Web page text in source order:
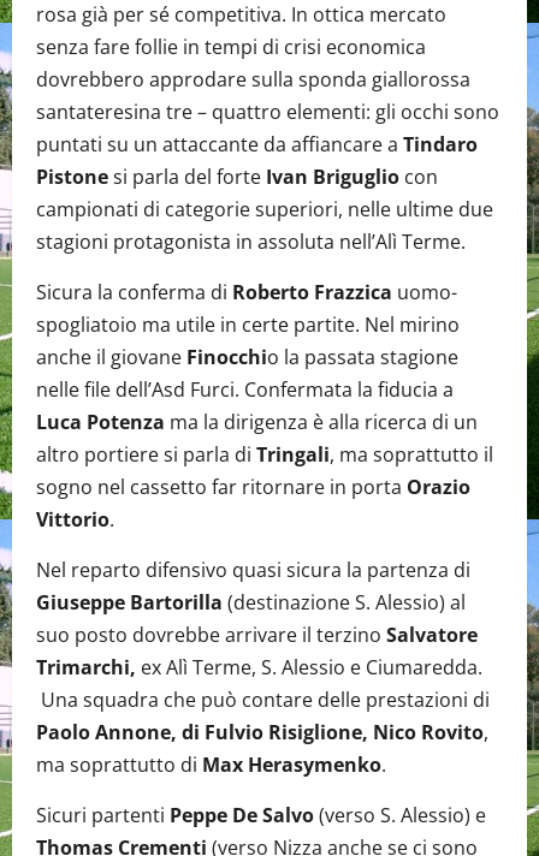
rosa già per sé competitiva. In ottica mercato
senza fare follie in tempi di crisi economica
dovrebbero approdare sulla sponda giallorossa
santateresina tre – quattro elementi: gli occhi sono
puntati su un attaccante da affiancare a Tindaro
Pistonesi parla del forte Ivan Briguglio con
campionati di categorie superiori, nelle ultime due
stagioni protagonista in assoluta nell’Alì Terme.
Sicura la conferma di Roberto Frazzica uomo-
spogliatoio ma utile in certe partite. Nel mirino
anche il giovane Finocchio la passata stagione
nelle file dell’Asd Furci. Confermata la fiducia a
Luca Potenza ma la dirigenza è alla ricerca di un
altro portiere si parla di Tringali, ma soprattutto il
sogno nel cassetto far ritornare in porta Orazio
Vittorio.
Nel reparto difensivo quasi sicura la partenza di
Giuseppe Bartorilla (destinazione S. Alessio) al
suo posto dovrebbe arrivare il terzino Salvatore
Trimarchi, ex Alì Terme, S. Alessio e Ciumaredda.
Una squadra che può contare delle prestazioni di
Paolo Annone, di Fulvio Risiglione, Nico Rovito,
ma soprattutto di Max Herasymenko.
Sicuri partenti Peppe De Salvo(verso S. Alessio) e
Thomas Crementi (verso Nizza anche se ci sono